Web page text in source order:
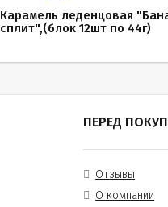
Карамель леденцовая
сплит",(блок 12шт по 44г)
ПЕРЕД
Отзывы
О компании